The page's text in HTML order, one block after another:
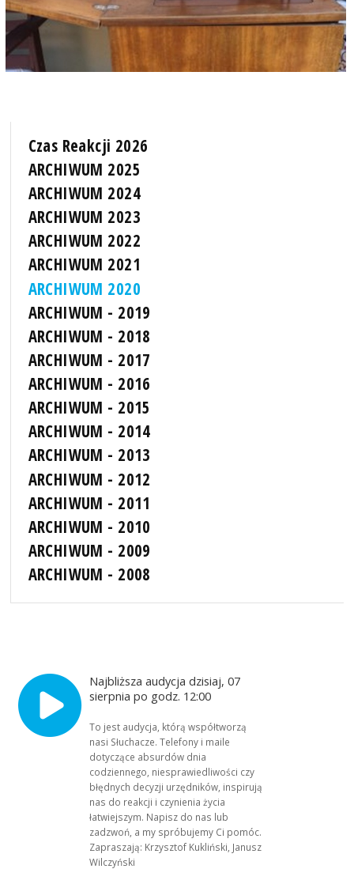
Czas Reakcji 2026
ARCHIWUM 2025
ARCHIWUM 2024
ARCHIWUM 2023
ARCHIWUM 2022
ARCHIWUM 2021
ARCHIWUM 2020
ARCHIWUM - 2019
ARCHIWUM - 2018
ARCHIWUM - 2017
ARCHIWUM - 2016
ARCHIWUM - 2015
ARCHIWUM - 2014
ARCHIWUM - 2013
ARCHIWUM - 2012
ARCHIWUM - 2011
ARCHIWUM - 2010
ARCHIWUM - 2009
ARCHIWUM - 2008
Najbliższa audycja dzisiaj, 07
sierpnia po godz. 12:00
To jest audycja, którą współtworzą
nasi Słuchacze. Telefony i maile
dotyczące absurdów dnia
codziennego, niesprawiedliwości czy
błędnych decyzji urzędników, inspirują
nas do reakcji i czynienia życia
łatwiejszym. Napisz do nas lub
zadzwoń, a my spróbujemy Ci pomóc.
Zapraszają: Krzysztof Kukliński, Janusz
Wilczyński